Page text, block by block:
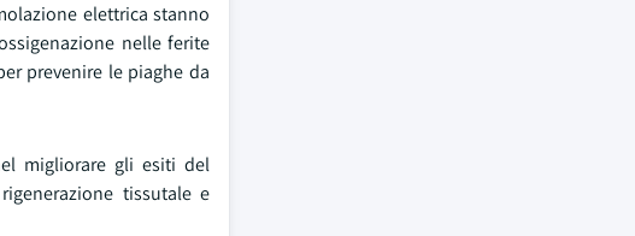
elettrica stanno
nelle ferite
prevenire le piaghe da
migliorare gli esiti del
tissutale e